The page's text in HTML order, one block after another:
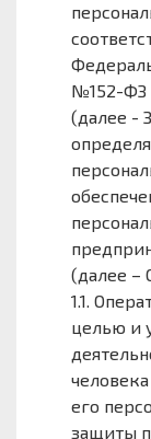
№152-ФЗ
(далее -
(далее –
1.1.
целью и
его
защиты